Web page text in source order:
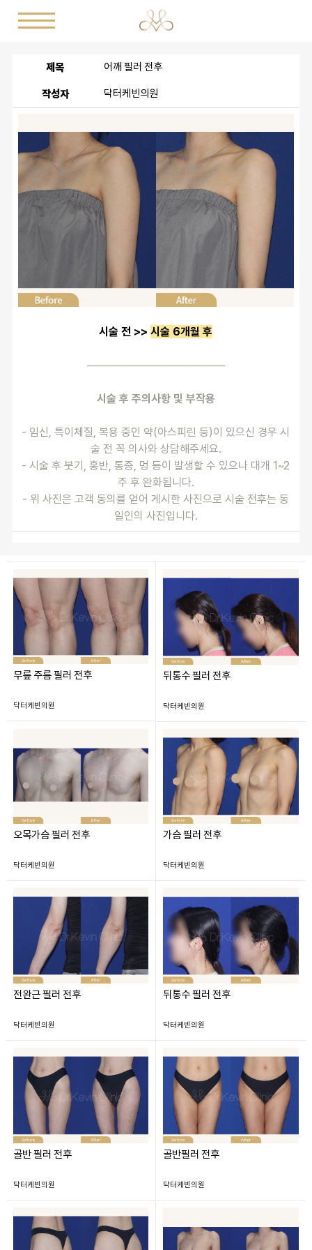
제목 어깨 필러 전후
작성자 닥터케빈의원
시술 전 >> 시술 6개월 후
──────────────────
시술 후 주의사항 및 부작용
- 임신, 특이체질, 복용 중인 약(아스피린 등)이 있으신 경우 시
술 전 꼭 의사와 상담해주세요.
- 시술 후 붓기, 홍반, 통증, 멍 등이 발생할 수 있으나 대개 1~2
주 후 완화됩니다.
- 위 사진은 고객 동의를 얻어 게시한 사진으로 시술 전후는 동
일인의 사진입니다.
무릎 주름 필러 전후
닥터케빈의원
뒤통수 필러 전후
닥터케빈의원
오목가슴 필러 전후
닥터케빈의원
가슴 필러 전후
닥터케빈의원
전완근 필러 전후
닥터케빈의원
뒤통수 필러 전후
닥터케빈의원
골반 필러 전후
닥터케빈의원
골반필러 전후
닥터케빈의원